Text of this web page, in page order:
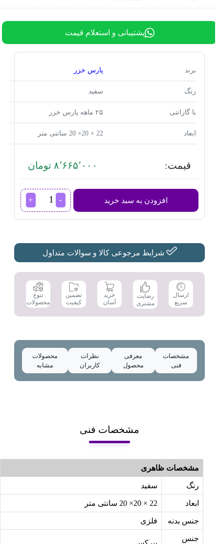
پشتیبانی و استعلام قیمت
برند پارس خزر
رنگ سفید
با گارانتی ۲۵ ماهه پارس خزر
ابعاد 22 × 20× 20 سانتی متر
قیمت: ۸٬۶۶۵٬۰۰۰ تومان
افزودن به سبد خرید
پلوپز
پارس
61
Tyan
عدد
شرایط مرجوعی کالا و سوالات متداول
ارسال
سریع
رضایت
مشتری
خرید
آسان
تضمین
کیفیت
تنوع
محصولات
مشخصات
فنی
معرفی
محصول
نظرات
کاربران
محصولات
مشابه
مشخصات فنی
مشخصات ظاهری
رنگ سفید
ابعاد 22 × 20× 20 سانتی متر
جنس بدنه فلزی
جنس